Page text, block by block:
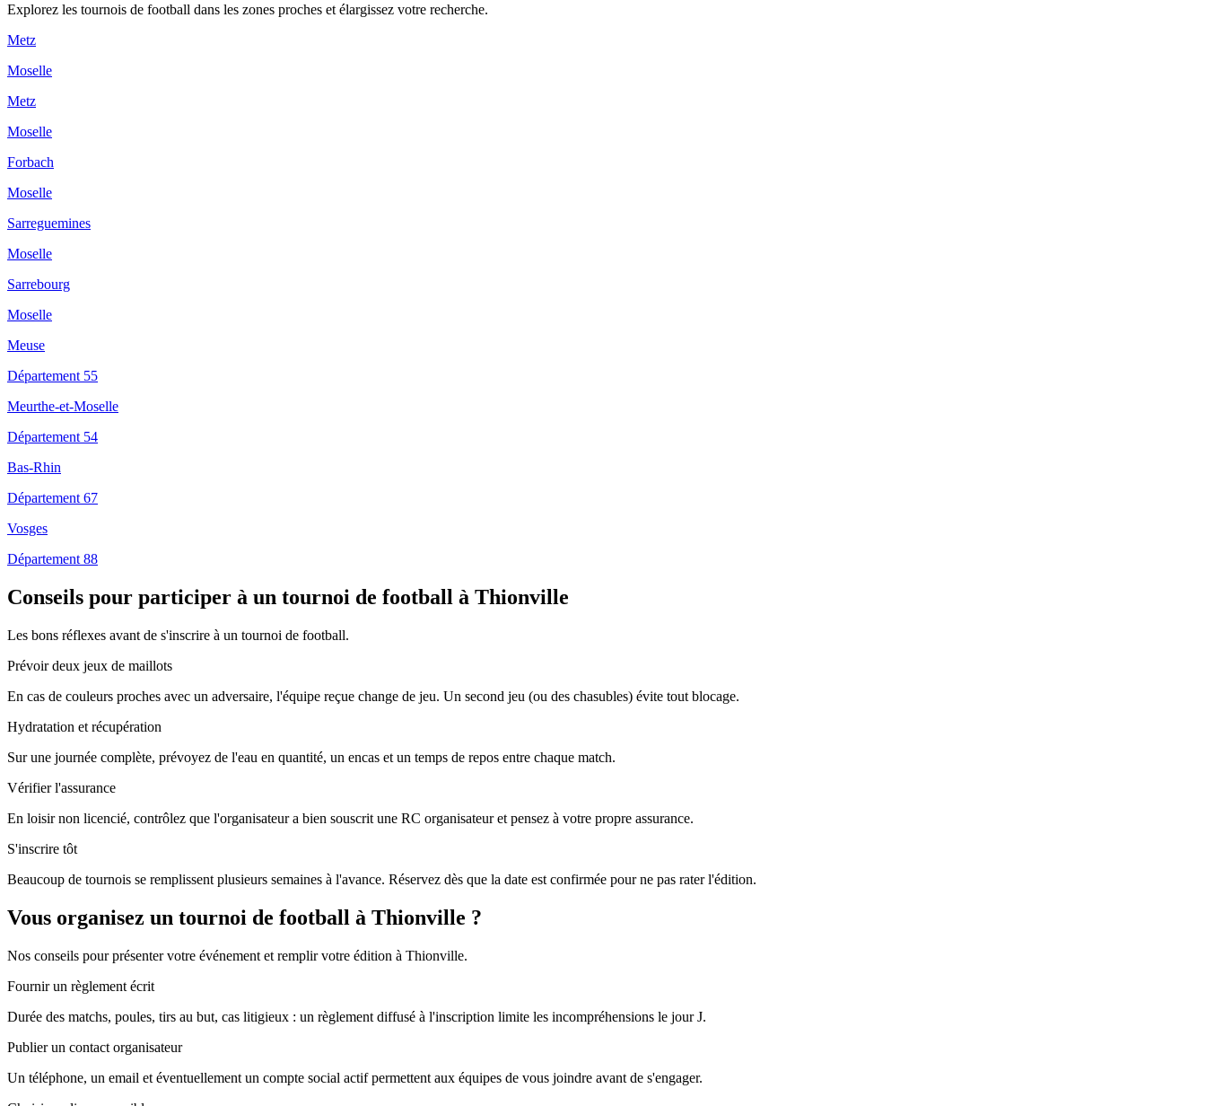
Explorez les tournois de football dans les zones proches et élargissez votre recherche.
Metz
Moselle
Metz
Moselle
Forbach
Moselle
Sarreguemines
Moselle
Sarrebourg
Moselle
Meuse
Département 55
Meurthe-et-Moselle
Département 54
Bas-Rhin
Département 67
Vosges
Département 88
Conseils pour participer à un tournoi de football à Thionville
Les bons réflexes avant de s'inscrire à un tournoi de football.
Prévoir deux jeux de maillots
En cas de couleurs proches avec un adversaire, l'équipe reçue change de jeu. Un second jeu (ou des chasubles) évite tout blocage.
Hydratation et récupération
Sur une journée complète, prévoyez de l'eau en quantité, un encas et un temps de repos entre chaque match.
Vérifier l'assurance
En loisir non licencié, contrôlez que l'organisateur a bien souscrit une RC organisateur et pensez à votre propre assurance.
S'inscrire tôt
Beaucoup de tournois se remplissent plusieurs semaines à l'avance. Réservez dès que la date est confirmée pour ne pas rater l'édition.
Vous organisez un tournoi de football à Thionville ?
Nos conseils pour présenter votre événement et remplir votre édition à Thionville.
Fournir un règlement écrit
Durée des matchs, poules, tirs au but, cas litigieux : un règlement diffusé à l'inscription limite les incompréhensions le jour J.
Publier un contact organisateur
Un téléphone, un email et éventuellement un compte social actif permettent aux équipes de vous joindre avant de s'engager.